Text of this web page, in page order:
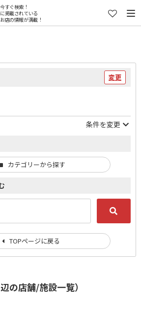
すぐ検索！
掲載されている
店の情報が満載！
の店舗/施設一覧）
変更
条件を変更
カテゴリーから探す
TOPページに戻る